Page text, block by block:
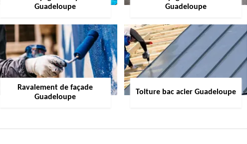
Guadeloupe
Guadeloupe
Ravalement de façade
Guadeloupe
Toiture bac acier Guadeloupe